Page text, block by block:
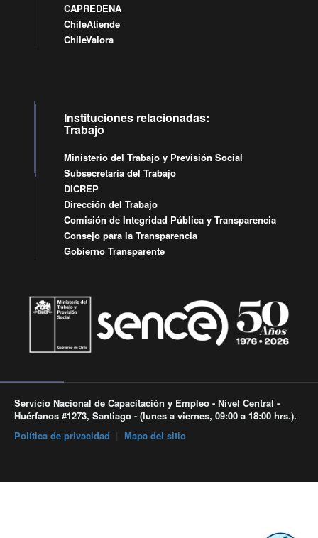
CAPREDENA
ChileAtiende
ChileValora
Instituciones relacionadas:
Trabajo
Ministerio del Trabajo y Previsión Social
Subsecretaría del Trabajo
DICREP
Dirección del Trabajo
Comisión de Integridad Pública y Transparencia
Consejo para la Transparencia
Gobierno Transparente
Servicio Nacional de Capacitación y Empleo - Nivel Central -
Huérfanos #1273, Santiago - (lunes a viernes, 09:00 a 18:00 hrs.).
Política de privacidad
Mapa del sitio